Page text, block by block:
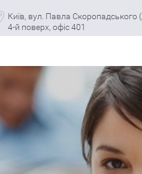
Київ, вул. Павла Скоропадського
4-й поверх, офіс 401